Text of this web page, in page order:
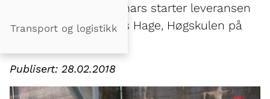
Transport og logistikk
betong. I slutten av mars starter leveransen
fra Laksevåg til Edens Hage, Høgskulen på
Publisert: 28.02.2018